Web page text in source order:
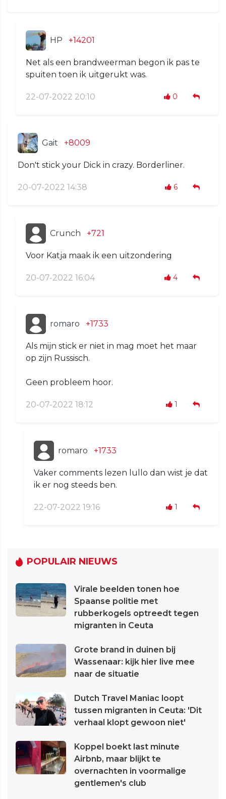
HP +14201
Net als een brandweerman begon ik pas te
spuiten toen ik uitgerukt was.
22-07-2022 20:10 0
Gait +8009
Don't stick your Dick in crazy. Borderliner.
20-07-2022 14:38 6
Crunch +721
Voor Katja maak ik een uitzondering
20-07-2022 16:04 4
romaro +1733
Als mijn stick er niet in mag moet het maar
op zijn Russisch.
Geen probleem hoor.
20-07-2022 18:12 1
romaro +1733
Vaker comments lezen lullo dan wist je dat
ik er nog steeds ben.
22-07-2022 19:16 1
POPULAIR NIEUWS
Virale beelden tonen hoe
Spaanse politie met
rubberkogels optreedt tegen
migranten in Ceuta
Grote brand in duinen bij
Wassenaar: kijk hier live mee
naar de situatie
Dutch Travel Maniac loopt
tussen migranten in Ceuta: 'Dit
verhaal klopt gewoon niet'
Koppel boekt last minute
Airbnb, maar blijkt te
overnachten in voormalige
gentlemen's club